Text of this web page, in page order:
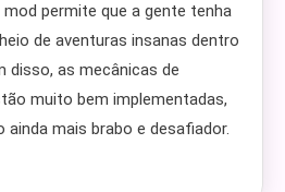
mod permite que a gente tenha
de aventuras insanas dentro
disso, as mecânicas de
muito bem implementadas,
ainda mais brabo e desafiador.